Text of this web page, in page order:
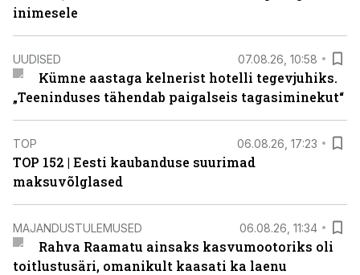
inimesele
UUDISED 07.08.26, 10:58
Kümne aastaga kelnerist hotelli tegevjuhiks.
„Teeninduses tähendab paigalseis tagasiminekut“
TOP 06.08.26, 17:23
TOP 152 | Eesti kaubanduse suurimad
maksuvõlglased
MAJANDUSTULEMUSED 06.08.26, 11:34
Rahva Raamatu ainsaks kasvumootoriks oli
toitlustusäri, omanikult kaasati ka laenu